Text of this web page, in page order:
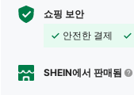
쇼핑 보안
안전한 결제
SHEIN에서 판매됨